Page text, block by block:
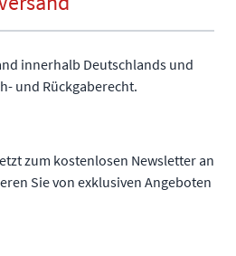
innerhalb Deutschlands und
und Rückgaberecht.
zum kostenlosen Newsletter an
Sie von exklusiven Angeboten